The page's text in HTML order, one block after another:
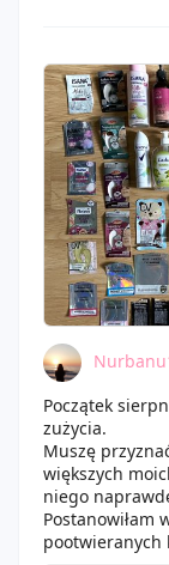
Początek
zużycia.
Muszę
większych
niego
Postanowiłam
pootwieranych